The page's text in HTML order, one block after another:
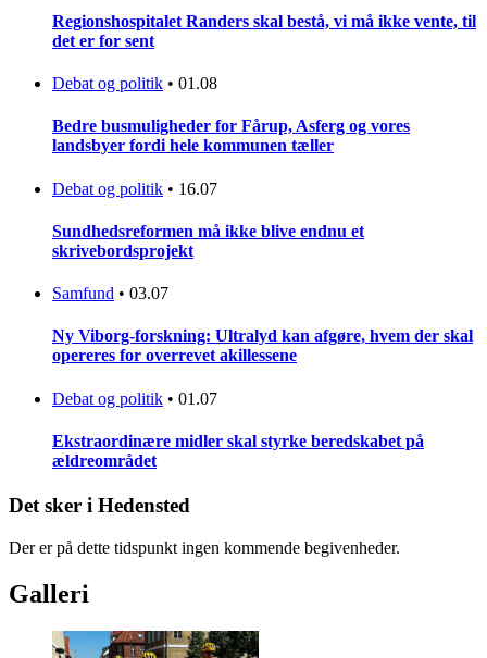
Regionshospitalet Randers skal bestå, vi må ikke vente, til
det er for sent
Debat og politik • 01.08
Bedre busmuligheder for Fårup, Asferg og vores
landsbyer fordi hele kommunen tæller
Debat og politik • 16.07
Sundhedsreformen må ikke blive endnu et
skrivebordsprojekt
Samfund • 03.07
Ny Viborg-forskning: Ultralyd kan afgøre, hvem der skal
opereres for overrevet akillessene
Debat og politik • 01.07
Ekstraordinære midler skal styrke beredskabet på
ældreområdet
Det sker i Hedensted
Der er på dette tidspunkt ingen kommende begivenheder.
Galleri